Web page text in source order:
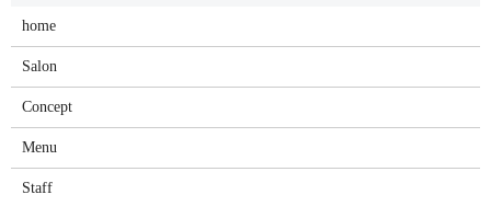
home
Salon
Concept
Menu
Staff